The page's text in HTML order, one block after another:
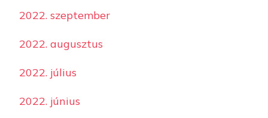
2022. szeptember
2022. augusztus
2022. július
2022. június